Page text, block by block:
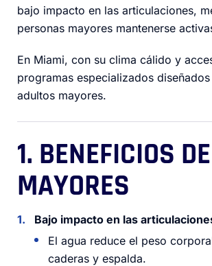
bajo impacto en las articulaciones,
personas mayores mantenerse
En Miami, con su clima cálido y
programas especializados
adultos mayores.
1. BENEFICIOS
MAYORES
Bajo impacto en las
El agua reduce el peso
caderas y espalda.